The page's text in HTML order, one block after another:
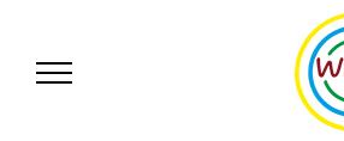
springen